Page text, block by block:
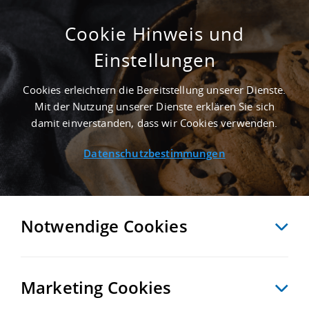
ERSTBEZUG - 10.000 M² LOGISTIKHALLE IN
PFUNGSTADT AN DER AUTOBAHN A 5 -
LANDKREIS DARMSTADT-DIEBURG
Startseite/ Immobiliensuche/ Detailansicht
ZURÜCK MERKEN VERGLEICHEN EXPORT PDF
Cookie Hinweis und
Einstellungen
Cookies erleichtern die Bereitstellung unserer Dienste.
Mit der Nutzung unserer Dienste erklären Sie sich
damit einverstanden, dass wir Cookies verwenden.
Datenschutzbestimmungen
Notwendige Cookies
Marketing Cookies